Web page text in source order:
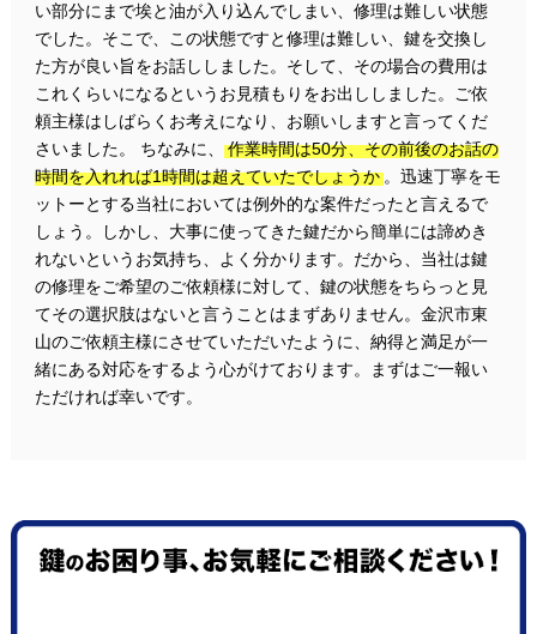
い部分にまで埃と油が入り込んでしまい、修理は難しい状態
でした。そこで、この状態ですと修理は難しい、鍵を交換し
た方が良い旨をお話ししました。そして、その場合の費用は
これくらいになるというお見積もりをお出ししました。ご依
頼主様はしばらくお考えになり、お願いしますと言ってくだ
さいました。 ちなみに、
作業時間は50分、その前後のお話の
時間を入れれば1時間は超えていたでしょうか。迅速丁寧をモ
ットーとする当社においては例外的な案件だったと言えるで
しょう。しかし、大事に使ってきた鍵だから簡単には諦めき
れないというお気持ち、よく分かります。だから、当社は鍵
の修理をご希望のご依頼様に対して、鍵の状態をちらっと見
てその選択肢はないと言うことはまずありません。金沢市東
山のご依頼主様にさせていただいたように、納得と満足が一
緒にある対応をするよう心がけております。まずはご一報い
ただければ幸いです。